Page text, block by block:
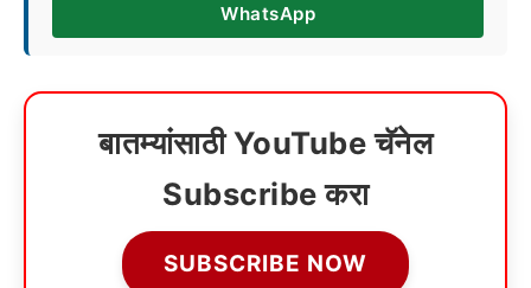
WhatsApp
बातम्यांसाठी YouTube चॅनेल
Subscribe करा
SUBSCRIBE NOW